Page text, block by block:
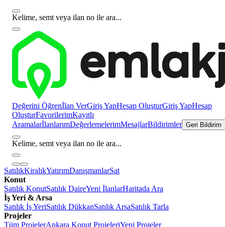
Kelime, semt veya ilan no ile ara...
Değerini Öğrenİlan VerGiriş YapHesap OluşturGiriş YapHesap
OluşturFavorilerimKayıtlı
AramalarİlanlarımDeğerlemelerimMesajlarBildirimler Geri Bildirim
Kelime, semt veya ilan no ile ara...
SatılıkKiralıkYatırımDanışmanlarSat
Konut
Satılık KonutSatılık DaireYeni İlanlarHaritada Ara
İş Yeri & Arsa
Satılık İş YeriSatılık DükkanSatılık ArsaSatılık Tarla
Projeler
Tüm ProjelerAnkara Konut ProjeleriYeni Projeler